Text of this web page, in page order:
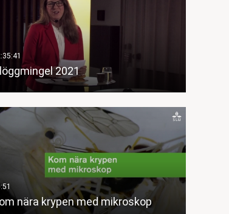
2021
nära krypen med mikroskop